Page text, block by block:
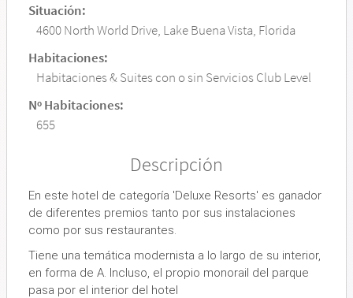
Situación:
4600 North World Drive, Lake Buena Vista, Florida
Habitaciones:
Habitaciones & Suites con o sin Servicios Club Level
Nº Habitaciones:
655
Descripción
En este hotel de categoría 'Deluxe Resorts' es ganador
de diferentes premios tanto por sus instalaciones
como por sus restaurantes.
Tiene una temática modernista a lo largo de su interior,
en forma de A. Incluso, el propio monorail del parque
pasa por el interior del hotel